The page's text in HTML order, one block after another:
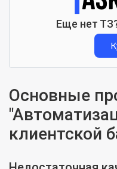
Еще нет
Основные
клиентской